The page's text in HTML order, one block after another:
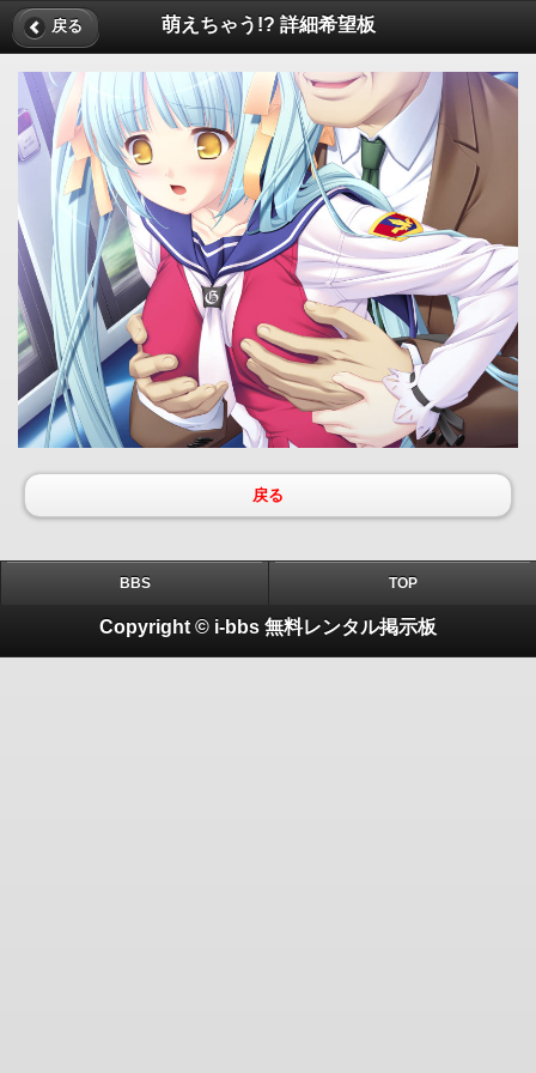
戻る 萌えちゃう!? 詳細希望板
戻る
BBS TOP
Copyright © i-bbs 無料レンタル掲示板